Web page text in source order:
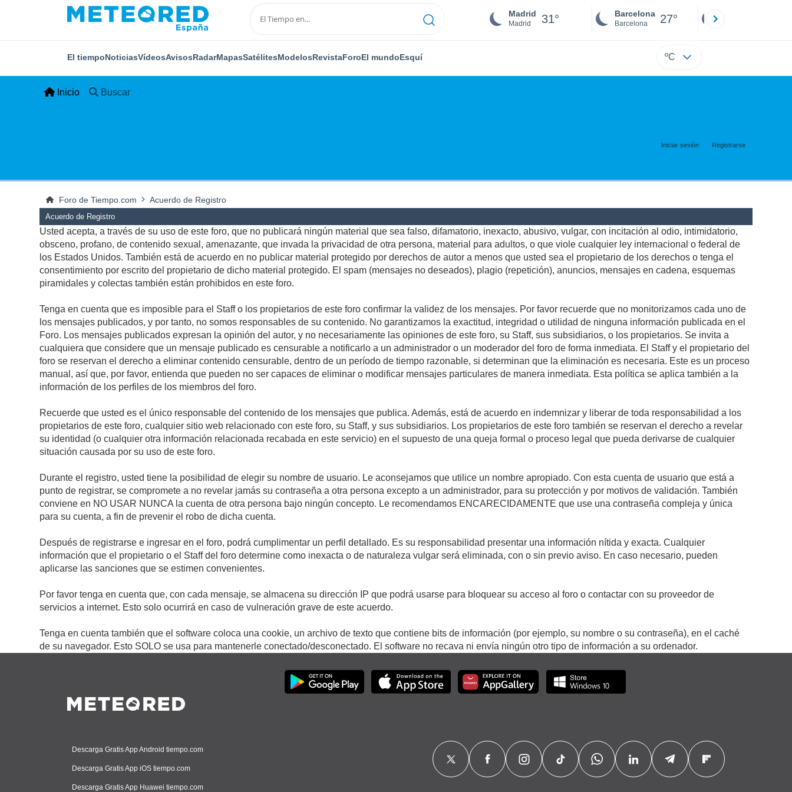
Madrid
Madrid 31° Barcelona
Barcelona 27°
El tiempoNoticiasVídeosAvisosRadarMapasSatélitesModelosRevistaForoEl mundoEsquí ºC
Inicio Buscar
Iniciar sesión Registrarse
Foro de Tiempo.com Acuerdo de Registro
Acuerdo de Registro
Usted acepta, a través de su uso de este foro, que no publicará ningún material que sea falso, difamatorio, inexacto, abusivo, vulgar, con incitación al odio, intimidatorio,
obsceno, profano, de contenido sexual, amenazante, que invada la privacidad de otra persona, material para adultos, o que viole cualquier ley internacional o federal de
los Estados Unidos. También está de acuerdo en no publicar material protegido por derechos de autor a menos que usted sea el propietario de los derechos o tenga el
consentimiento por escrito del propietario de dicho material protegido. El spam (mensajes no deseados), plagio (repetición), anuncios, mensajes en cadena, esquemas
piramidales y colectas también están prohibidos en este foro.
Tenga en cuenta que es imposible para el Staff o los propietarios de este foro confirmar la validez de los mensajes. Por favor recuerde que no monitorizamos cada uno de
los mensajes publicados, y por tanto, no somos responsables de su contenido. No garantizamos la exactitud, integridad o utilidad de ninguna información publicada en el
Foro. Los mensajes publicados expresan la opinión del autor, y no necesariamente las opiniones de este foro, su Staff, sus subsidiarios, o los propietarios. Se invita a
cualquiera que considere que un mensaje publicado es censurable a notificarlo a un administrador o un moderador del foro de forma inmediata. El Staff y el propietario del
foro se reservan el derecho a eliminar contenido censurable, dentro de un período de tiempo razonable, si determinan que la eliminación es necesaria. Este es un proceso
manual, así que, por favor, entienda que pueden no ser capaces de eliminar o modificar mensajes particulares de manera inmediata. Esta política se aplica también a la
información de los perfiles de los miembros del foro.
Recuerde que usted es el único responsable del contenido de los mensajes que publica. Además, está de acuerdo en indemnizar y liberar de toda responsabilidad a los
propietarios de este foro, cualquier sitio web relacionado con este foro, su Staff, y sus subsidiarios. Los propietarios de este foro también se reservan el derecho a revelar
su identidad (o cualquier otra información relacionada recabada en este servicio) en el supuesto de una queja formal o proceso legal que pueda derivarse de cualquier
situación causada por su uso de este foro.
Durante el registro, usted tiene la posibilidad de elegir su nombre de usuario. Le aconsejamos que utilice un nombre apropiado. Con esta cuenta de usuario que está a
punto de registrar, se compromete a no revelar jamás su contraseña a otra persona excepto a un administrador, para su protección y por motivos de validación. También
conviene en NO USAR NUNCA la cuenta de otra persona bajo ningún concepto. Le recomendamos ENCARECIDAMENTE que use una contraseña compleja y única
para su cuenta, a fin de prevenir el robo de dicha cuenta.
Después de registrarse e ingresar en el foro, podrá cumplimentar un perfil detallado. Es su responsabilidad presentar una información nítida y exacta. Cualquier
información que el propietario o el Staff del foro determine como inexacta o de naturaleza vulgar será eliminada, con o sin previo aviso. En caso necesario, pueden
aplicarse las sanciones que se estimen convenientes.
Por favor tenga en cuenta que, con cada mensaje, se almacena su dirección IP que podrá usarse para bloquear su acceso al foro o contactar con su proveedor de
servicios a internet. Esto solo ocurrirá en caso de vulneración grave de este acuerdo.
Tenga en cuenta también que el software coloca una cookie, un archivo de texto que contiene bits de información (por ejemplo, su nombre o su contraseña), en el caché
de su navegador. Esto SOLO se usa para mantenerle conectado/desconectado. El software no recava ni envía ningún otro tipo de información a su ordenador.
Descarga Gratis App Android tiempo.com
Descarga Gratis App iOS tiempo.com
Descarga Gratis App Huawei tiempo.com